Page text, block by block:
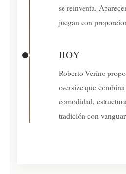
se reinventa.
juegan con
HOY
Roberto Verino
oversize que
comodidad,
tradición con